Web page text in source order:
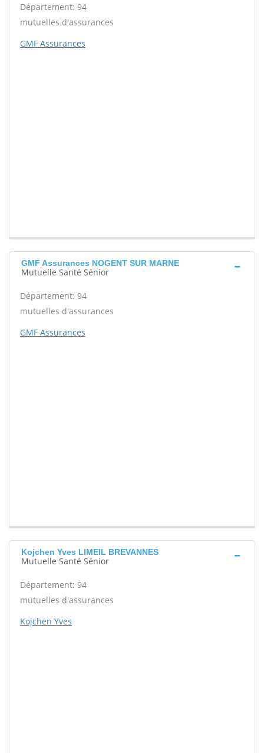
Département: 94
mutuelles d'assurances
GMF Assurances
GMF Assurances NOGENT SUR MARNE
Mutuelle Santé Sénior
Département: 94
mutuelles d'assurances
GMF Assurances
Kojchen Yves LIMEIL BREVANNES
Mutuelle Santé Sénior
Département: 94
mutuelles d'assurances
Kojchen Yves